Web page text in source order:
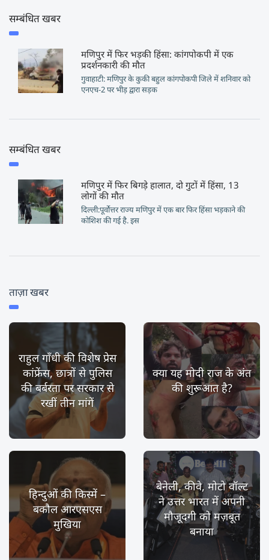
सम्बंधित खबर
मणिपुर में फिर भड़की हिंसा: कांगपोकपी में एक
प्रदर्शनकारी की मौत
गुवाहाटी: मणिपुर के कुकी बहुल कांगपोकपी जिले में शनिवार को
एनएच-2 पर भीड़ द्वारा सड़क
सम्बंधित खबर
मणिपुर में फिर बिगड़े हालात, दो गुटों में हिंसा, 13
लोगों की मौत
दिल्ली:पूर्वोत्तर राज्य मणिपुर में एक बार फिर हिंसा भड़काने की
कोशिश की गई है. इस
ताज़ा खबर
राहुल गाँधी की विशेष प्रेस
कांफ्रेंस, छात्रों से पुलिस
की बर्बरता पर सरकार से
रखीं तीन मांगें
क्या यह मोदी राज के अंत
की शुरूआत है?
हिन्दुओं की किस्में –
बकौल आरएसएस
मुखिया
बेनेली, कीवे, मोटो वॉल्ट
ने उत्तर भारत में अपनी
मौजूदगी को मज़बूत
बनाया